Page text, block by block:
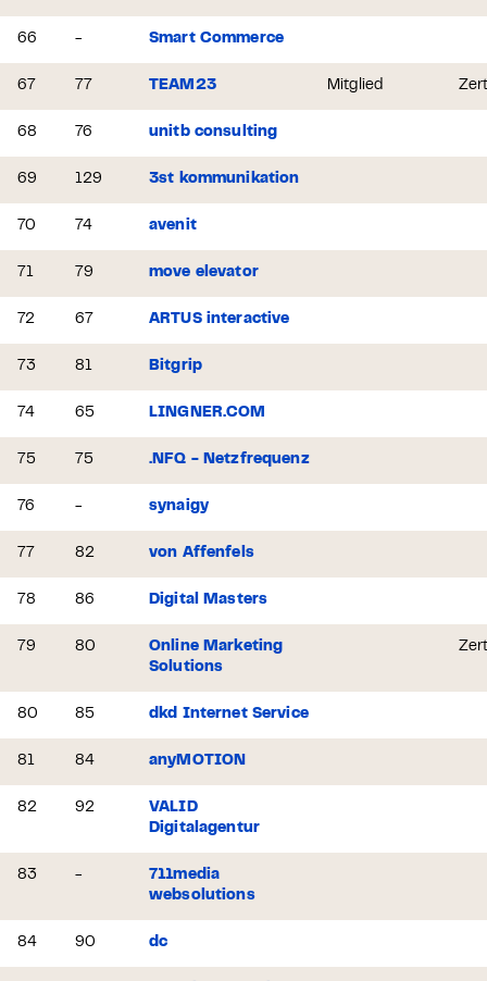
66 - Smart Commerce
67 77 TEAM23 Mitglied
68 76 unitb consulting
69 129 3st kommunikation
70 74 avenit
71 79 move elevator
72 67 ARTUS interactive
73 81 Bitgrip
74 65 LINGNER.COM
75 75 .NFQ - Netzfrequenz
76 - synaigy
77 82 von Affenfels
78 86 Digital Masters
79 80
Online Marketing
Solutions
80 85 dkd Internet Service
81 84 anyMOTION
82 92
VALID
Digitalagentur
83 -
711media
websolutions
84 90 dc